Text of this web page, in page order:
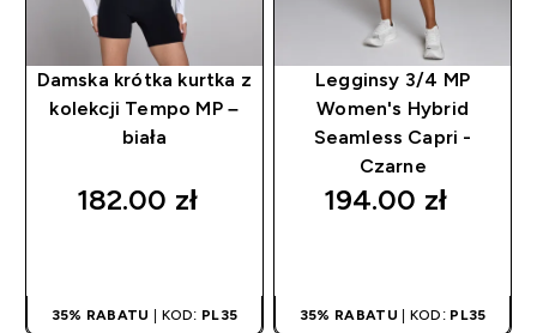
Damska krótka kurtka z
kolekcji Tempo MP –
biała
182.00 zł‎
35% RABATU | KOD: PL35
Legginsy 3/4 MP
Women's Hybrid
Seamless Capri -
Czarne
194.00 zł‎
35% RABATU | KOD: PL35